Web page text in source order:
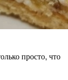
просто, что